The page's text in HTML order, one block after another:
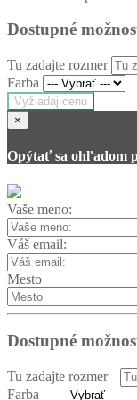
Dostupné
Tu zadajte rozmer
Farba
Vyžiadaj cenu
×
Opýtať sa ohľadom
Vaše meno:
Váš email:
Mesto
Dostupné
Tu zadajte rozmer
Farba